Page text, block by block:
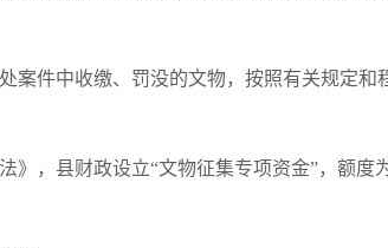
案件中收缴、罚没的文物，按照有关规定和
》，县财政设立“文物征集专项资金”，额度